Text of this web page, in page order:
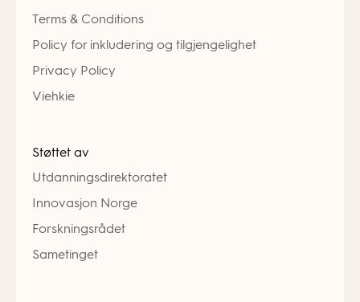
Terms & Conditions
Policy for inkludering og tilgjengelighet
Privacy Policy
Viehkie
Støttet av
Utdanningsdirektoratet
Innovasjon Norge
Forskningsrådet
Sametinget